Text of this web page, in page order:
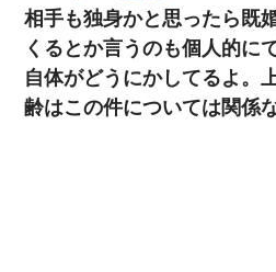
相手も独身かと思ったら既
くるとか言うのも個人的に
自体がどうにかしてるよ。
齢はこの件については関係